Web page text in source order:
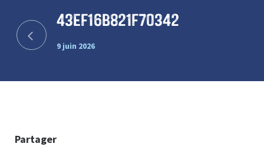
43ef16b821f70342
9 juin 2026
Partager